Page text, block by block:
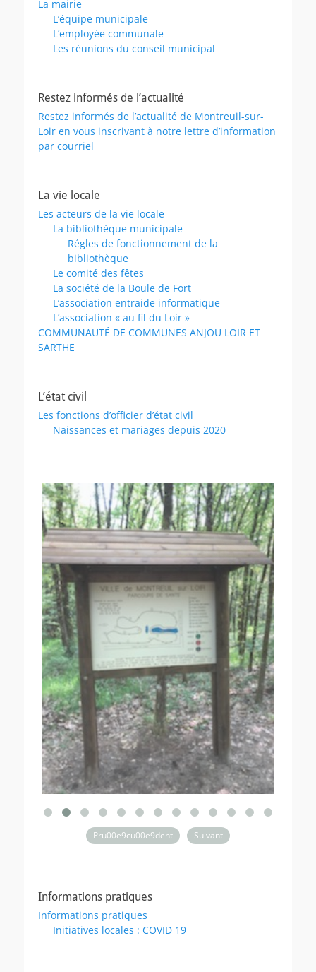
La mairie
L’équipe municipale
L’employée communale
Les réunions du conseil municipal
Restez informés de l’actualité
Restez informés de l’actualité de Montreuil-sur-
Loir en vous inscrivant à notre lettre d’information
par courriel
La vie locale
Les acteurs de la vie locale
La bibliothèque municipale
Régles de fonctionnement de la
bibliothèque
Le comité des fêtes
La société de la Boule de Fort
L’association entraide informatique
L’association « au fil du Loir »
COMMUNAUTÉ DE COMMUNES ANJOU LOIR ET
SARTHE
L’état civil
Les fonctions d’officier d’état civil
Naissances et mariages depuis 2020
Pru00e9cu00e9dent Suivant
Informations pratiques
Informations pratiques
Initiatives locales : COVID 19